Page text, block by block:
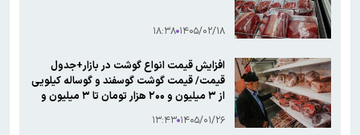
۱۴۰۵/۰۲/۱۸ ۱۸:۳۸
افزایش قیمت انواع گوشت در بازار+جدول
قیمت/ قیمت گوشت گوسفند و گوساله کیلویی
از ۳ میلیون و ۲۰۰ هزار تومان تا ۳ میلیون و
۱۴۰۵/۰۱/۲۶ ۱۳:۴۳